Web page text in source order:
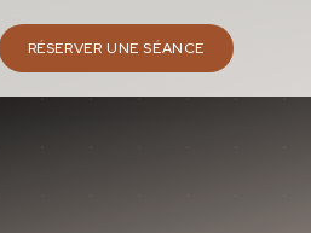
RÉSERVER UNE SÉANCE